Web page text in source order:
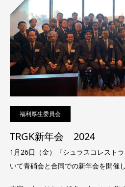
福利厚生委員会
TRGK新年会 2024
1月26日（金）『シュラスコレスト
いて青硝会と合同での新年会を開催